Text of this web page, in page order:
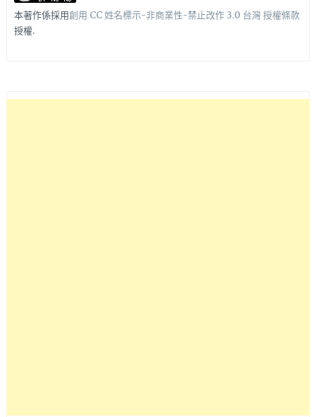
本著作係採用創用 CC 姓名標示-非商業性-禁止改作 3.0 台灣 授權條款
授權.